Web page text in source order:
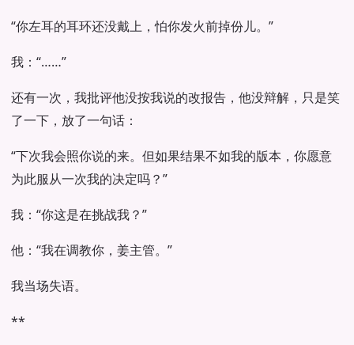
“你左耳的耳环还没戴上，怕你发火前掉份儿。”
我：“……”
还有一次，我批评他没按我说的改报告，他没辩解，只是笑
了一下，放了一句话：
“下次我会照你说的来。但如果结果不如我的版本，你愿意
为此服从一次我的决定吗？”
我：“你这是在挑战我？”
他：“我在调教你，姜主管。”
我当场失语。
**